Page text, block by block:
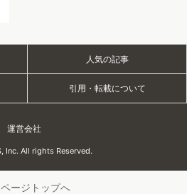
人気の記事
引用・転載について
運営会社
Inc. All rights Reserved.
ページトップへ